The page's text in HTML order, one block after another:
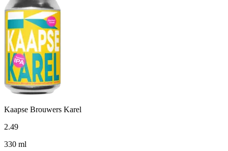
Kaapse Brouwers Karel
2.49
330 ml